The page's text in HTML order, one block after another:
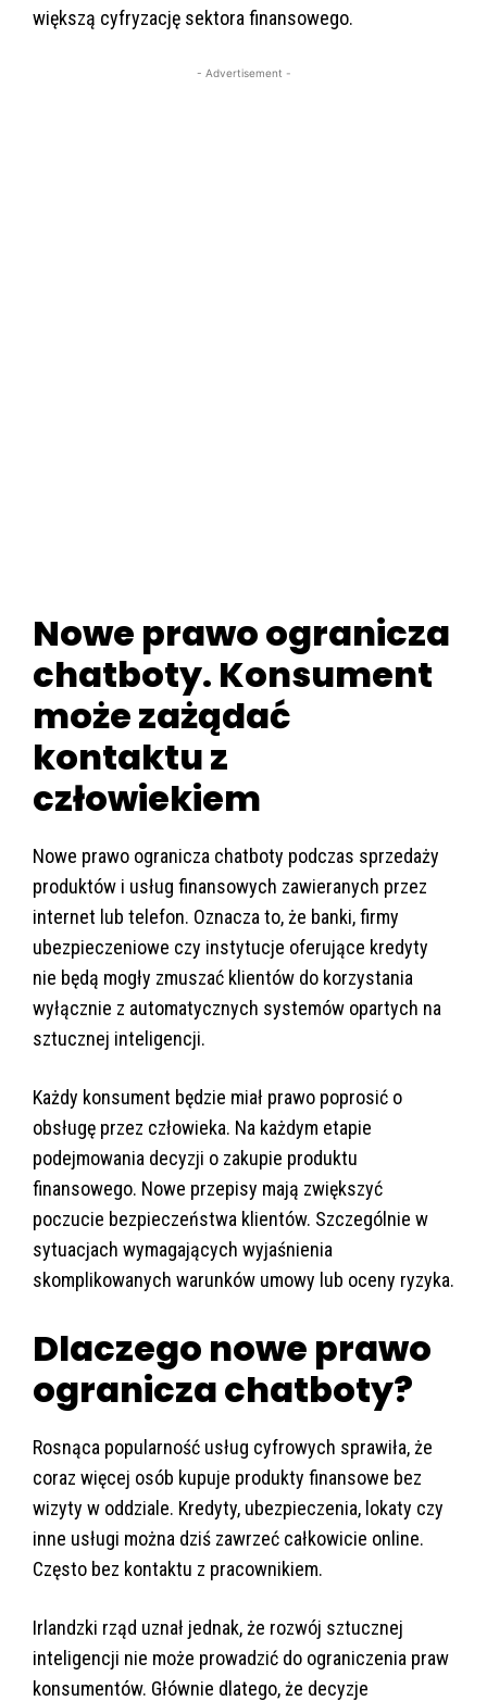
większą cyfryzację sektora finansowego.
- Advertisement -
Nowe prawo ogranicza
chatboty. Konsument
może zażądać
kontaktu z
człowiekiem
Nowe prawo ogranicza chatboty podczas sprzedaży
produktów i usług finansowych zawieranych przez
internet lub telefon. Oznacza to, że banki, firmy
ubezpieczeniowe czy instytucje oferujące kredyty
nie będą mogły zmuszać klientów do korzystania
wyłącznie z automatycznych systemów opartych na
sztucznej inteligencji.
Każdy konsument będzie miał prawo poprosić o
obsługę przez człowieka. Na każdym etapie
podejmowania decyzji o zakupie produktu
finansowego. Nowe przepisy mają zwiększyć
poczucie bezpieczeństwa klientów. Szczególnie w
sytuacjach wymagających wyjaśnienia
skomplikowanych warunków umowy lub oceny ryzyka.
Dlaczego nowe prawo
ogranicza chatboty?
Rosnąca popularność usług cyfrowych sprawiła, że
coraz więcej osób kupuje produkty finansowe bez
wizyty w oddziale. Kredyty, ubezpieczenia, lokaty czy
inne usługi można dziś zawrzeć całkowicie online.
Często bez kontaktu z pracownikiem.
Irlandzki rząd uznał jednak, że rozwój sztucznej
inteligencji nie może prowadzić do ograniczenia praw
konsumentów. Głównie dlatego, że decyzje